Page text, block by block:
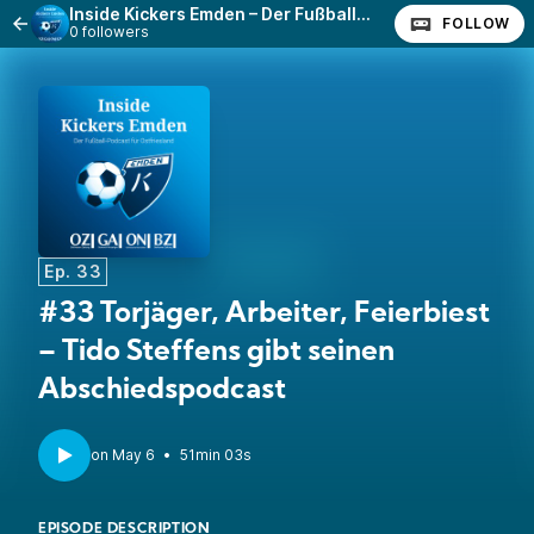
Inside Kickers Emden – Der Fußball-Podcast für Ostfriesland
0 followers FOLLOW
Ep. 33
#33 Torjäger, Arbeiter, Feierbiest
­– Tido Steffens gibt seinen
Abschiedspodcast
• 51min 03s
EPISODE DESCRIPTION